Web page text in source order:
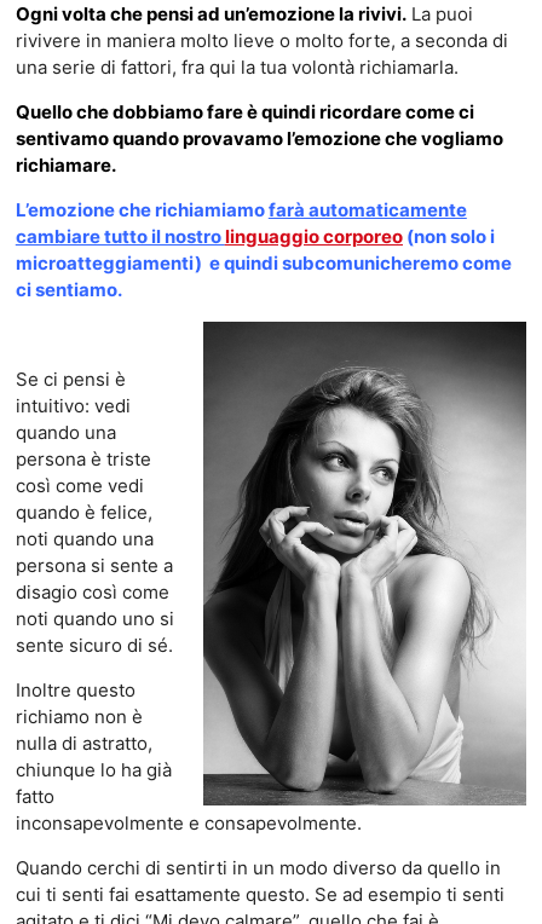
Ogni volta che pensi ad un’emozione la rivivi. La puoi
rivivere in maniera molto lieve o molto forte, a seconda di
una serie di fattori, fra qui la tua volontà richiamarla.
Quello che dobbiamo fare è quindi ricordare come ci
sentivamo quando provavamo l’emozione che vogliamo
richiamare.
L’emozione che richiamiamofarà automaticamente
cambiare tutto il nostrolinguaggio corporeo(non solo i
microatteggiamenti) e quindi subcomunicheremo come
ci sentiamo.
Se ci pensi è
intuitivo: vedi
quando una
persona è triste
così come vedi
quando è felice,
noti quando una
persona si sente a
disagio così come
noti quando uno si
sente sicuro di sé.
Inoltre questo
richiamo non è
nulla di astratto,
chiunque lo ha già
fatto
inconsapevolmente e consapevolmente.
Quando cerchi di sentirti in un modo diverso da quello in
cui ti senti fai esattamente questo. Se ad esempio ti senti